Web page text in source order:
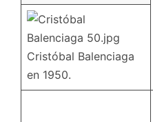
Cristóbal Balenciaga
en 1950.